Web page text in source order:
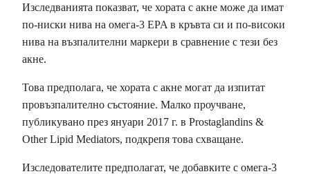
Изследванията показват, че хората с акне може да имат
по-ниски нива на омега-3 EPA в кръвта си и по-високи
нива на възпалителни маркери в сравнение с тези без
акне.
Това предполага, че хората с акне могат да изпитат
провъзпалително състояние. Малко проучване,
публикувано през януари 2017 г. в Prostaglandins &
Other Lipid Mediators, подкрепя това схващане.
Изследователите предполагат, че добавките с омега-3